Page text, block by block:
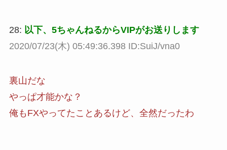
28: 以下、5ちゃんねるからVIPがお送りします
2020/07/23(木) 05:49:36.398 ID:SuiJ/vna0
裏山だな
やっぱ才能かな？
俺もFXやってたことあるけど、全然だったわ